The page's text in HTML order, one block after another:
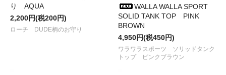
TOUGH CASEなど
が入荷しました
●2023/ 7/1438explore
ODカラーのASINOSTANDSET、
ZEROPOD38などが入荷しました
からUTILITY BELTとWALLET
RIDGE MOUNTAIN GEAR からBasic Hike Shorts
り AQUA
2,200円(税200円)
ローチ DUDE柄のお守り
WALLA WALLA SPORT
SOLID TANK TOP PINK
BROWN
4,950円(税450円)
ワラワラスポーツ ソリッドタンク
トップ ピンクブラウン